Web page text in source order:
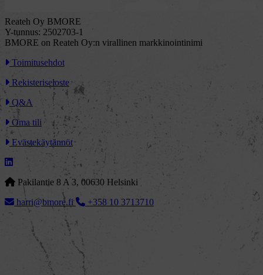
Reateh Oy BMORE
Y-tunnus: 2502703-1
BMORE on Reateh Oy:n virallinen markkinointinimi
Toimitusehdot
Rekisteriseloste
Q&A
Oma tili
Evästekäytännöt
Pakilantie 8 A 3, 00630 Helsinki
harri@bmore.fi
+358 10 3713710